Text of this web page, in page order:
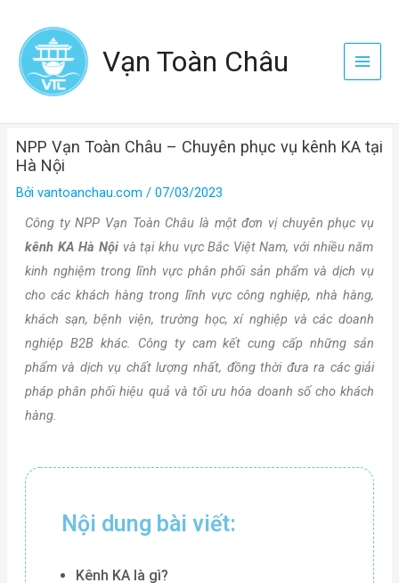
dung
Vạn Toàn Châu
Menu
NPP Vạn Toàn Châu – Chuyên phục vụ kênh KA tại
Hà Nội
Bởi vantoanchau.com / 07/03/2023
Công ty NPP Vạn Toàn Châu là một đơn vị chuyên phục vụ
kênh KA Hà Nộivà tại khu vực Bắc Việt Nam, với nhiều năm
kinh nghiệm trong lĩnh vực phân phối sản phẩm và dịch vụ
cho các khách hàng trong lĩnh vực công nghiệp, nhà hàng,
khách sạn, bệnh viện, trường học, xí nghiệp và các doanh
nghiệp B2B khác. Công ty cam kết cung cấp những sản
phẩm và dịch vụ chất lượng nhất, đồng thời đưa ra các giải
pháp phân phối hiệu quả và tối ưu hóa doanh số cho khách
hàng.
Nội dung bài viết:
Kênh KA là gì?